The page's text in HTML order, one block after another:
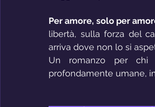
Per amore, solo per
libertà, sulla forza del
arriva dove non lo si
Un romanzo per chi
profondamente umane,